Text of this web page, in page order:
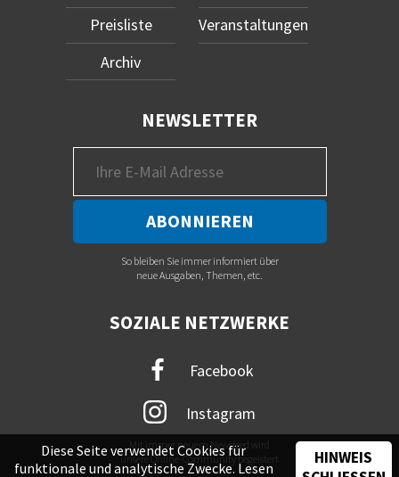
Preisliste
Archiv
Veranstaltungen
NEWSLETTER
So bleiben Sie immer informiert über
neue Ausgaben, Themen, etc.
SOZIALE NETZWERKE
Facebook
Instagram
Mit immer neuem Newsfeed wird
unsere Online-Community begeistert
Diese Seite verwendet Cookies für
funktionale und analytische Zwecke. Lesen
HINWEIS